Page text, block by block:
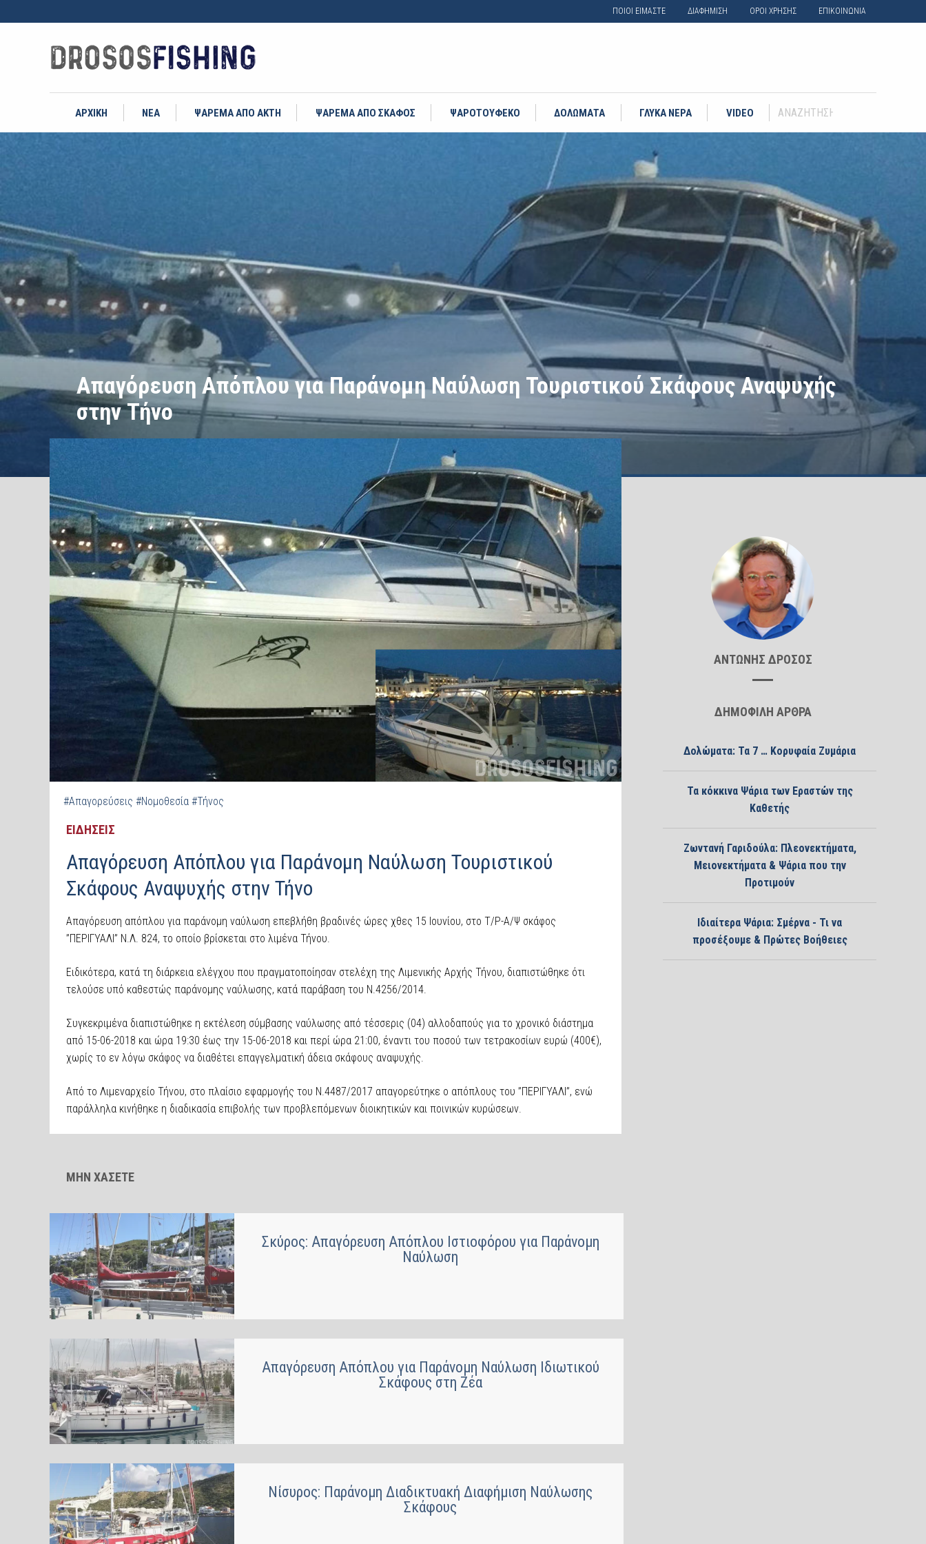
ΠΟΙΟΙ ΕΙΜΑΣΤΕ ΔΙΑΦΗΜΙΣΗ ΟΡΟΙ ΧΡΗΣΗΣ ΕΠΙΚΟΙΝΩΝΙΑ
ΑΡΧΙΚΗ ΝΕΑ ΨΑΡΕΜΑ ΑΠΟ ΑΚΤΗ ΨΑΡΕΜΑ ΑΠΟ ΣΚΑΦΟΣ ΨΑΡΟΤΟΥΦΕΚΟ ΔΟΛΩΜΑΤΑ ΓΛΥΚΑ ΝΕΡΑ VIDEO
Απαγόρευση Απόπλου για Παράνομη Ναύλωση Τουριστικού Σκάφους Αναψυχής
στην Τήνο
ΑΡΧΙΚΗ/ Ειδήσεις Απαγόρευση Απόπλου για Παράνομη Ναύλωση Τουριστικού Σκάφους Αναψυχής στην Τήνο
#Απαγορεύσεις #Νομοθεσία #Τήνος
ΕΙΔΗΣΕΙΣ
Απαγόρευση Απόπλου για Παράνομη Ναύλωση Τουριστικού
Σκάφους Αναψυχής στην Τήνο
Απαγόρευση απόπλου για παράνομη ναύλωση επεβλήθη βραδινές ώρες χθες 15 Ιουνίου, στο Τ/Ρ-Α/Ψ σκάφος
”ΠΕΡΙΓΥΑΛΙ” Ν.Λ. 824, το οποίο βρίσκεται στο λιμένα Τήνου.
Ειδικότερα, κατά τη διάρκεια ελέγχου που πραγματοποίησαν στελέχη της Λιμενικής Αρχής Τήνου, διαπιστώθηκε ότι
τελούσε υπό καθεστώς παράνομης ναύλωσης, κατά παράβαση του Ν.4256/2014.
Συγκεκριμένα διαπιστώθηκε η εκτέλεση σύμβασης ναύλωσης από τέσσερις (04) αλλοδαπούς για το χρονικό διάστημα
από 15-06-2018 και ώρα 19:30 έως την 15-06-2018 και περί ώρα 21:00, έναντι του ποσού των τετρακοσίων ευρώ (400€),
χωρίς το εν λόγω σκάφος να διαθέτει επαγγελματική άδεια σκάφους αναψυχής.
Από το Λιμεναρχείο Τήνου, στο πλαίσιο εφαρμογής του Ν.4487/2017 απαγορεύτηκε ο απόπλους του ”ΠΕΡΙΓΥΑΛΙ”, ενώ
παράλληλα κινήθηκε η διαδικασία επιβολής των προβλεπόμενων διοικητικών και ποινικών κυρώσεων.
ΜΗΝ ΧΑΣΕΤΕ
Σκύρος: Απαγόρευση Απόπλου Ιστιοφόρου για Παράνομη
Ναύλωση
Απαγόρευση Απόπλου για Παράνομη Ναύλωση Ιδιωτικού
Σκάφους στη Ζέα
Νίσυρος: Παράνομη Διαδικτυακή Διαφήμιση Ναύλωσης
Σκάφους
ΑΝΤΩΝΗΣ ΔΡΟΣΟΣ
ΔΗΜΟΦΙΛΗ ΑΡΘΡΑ
Δολώματα: Τα 7 … Κορυφαία Ζυμάρια
Τα κόκκινα Ψάρια των Εραστών της
Καθετής
Ζωντανή Γαριδούλα: Πλεονεκτήματα,
Μειονεκτήματα & Ψάρια που την
Προτιμούν
Ιδιαίτερα Ψάρια: Σμέρνα - Τι να
προσέξουμε & Πρώτες Βοήθειες